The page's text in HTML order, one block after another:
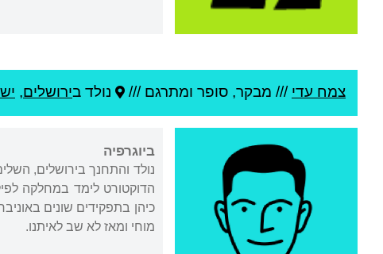
צמח עדי /// מבקר, סופר ומתרגם /// נולד בירושלים,
ביוגרפיה
מוחי ומאז לא שב לאיתנו.